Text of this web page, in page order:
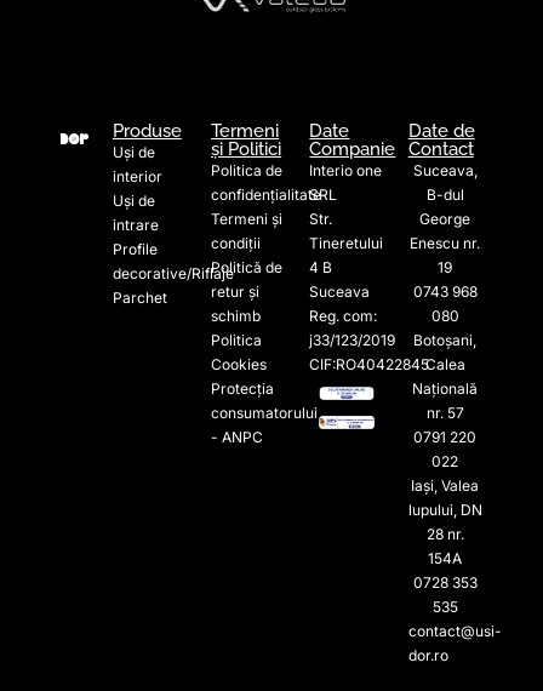
Produse
Uși de
interior
Uși de
intrare
Profile
decorative/Riflaje
Parchet
Termeni
și Politici
Politica de
confidențialitate
Termeni și
condiții
Politică de
retur și
schimb
Politica
Cookies
Protecția
consumatorului
- ANPC
Date
Companie
Interio one
SRL
Str.
Tineretului
4 B
Suceava
Reg. com:
j33/123/2019
CIF:RO40422845
Date de
Contact
Suceava,
B-dul
George
Enescu nr.
19
0743 968
080
Botoșani,
Calea
Națională
nr. 57
0791 220
022​
Iași, Valea
lupului, DN
28 nr.
154A
0728 353
535​
contact@usi-
dor.ro